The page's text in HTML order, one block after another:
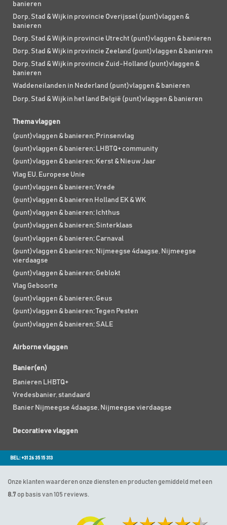
banieren
Dorp, Stad & Wijk in provincie Overijssel (punt)vlaggen &
banieren
Dorp, Stad & Wijk in provincie Utrecht (punt)vlaggen & banieren
Dorp, Stad & Wijk in provincie Zeeland (punt)vlaggen & banieren
Dorp, Stad & Wijk in provincie Zuid-Holland (punt)vlaggen &
banieren
Waddeneilanden in Nederland (punt)vlaggen & banieren
Dorp, Stad & Wijk in het land België (punt)vlaggen & banieren
Thema vlaggen
(punt)vlaggen & banieren; Prinsenvlag
(punt)vlaggen & banieren; LHBTQ+ community
(punt)vlaggen & banieren; Kerst & Nieuw Jaar
Vlag EU, Europese Unie
(punt)vlaggen & banieren; Vrede
(punt)vlaggen & banieren Holland EK & WK
(punt)vlaggen & banieren; Ichthus
(punt)vlaggen & banieren; Sinterklaas
(punt)vlaggen & banieren; Carnaval
(punt)vlaggen & banieren; Nijmeegse 4daagse, Nijmeegse
vierdaagse
(punt)vlaggen & banieren; Geblokt
Vlag Geboorte
(punt)vlaggen & banieren; Geus
(punt)vlaggen & banieren; Tegen Pesten
(punt)vlaggen & banieren; SALE
Airborne vlaggen
Banier(en)
Banieren LHBTQ+
Vredesbanier, standaard
Banier Nijmeegse 4daagse, Nijmeegse vierdaagse
Decoratieve vlaggen
BEL: +31 26 35 15 313
Onze klanten waarderen onze diensten en producten gemiddeld met een
8.7 op basis van 105 reviews.